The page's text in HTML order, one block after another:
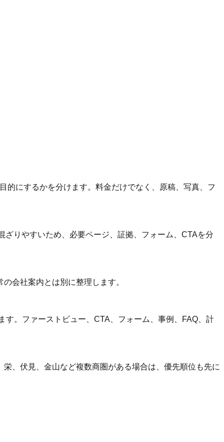
的にするかを分けます。料金だけでなく、原稿、写真、フ
りやすいため、必要ページ、証拠、フォーム、CTAを分
会社案内とは別に整理します。
。ファーストビュー、CTA、フォーム、事例、FAQ、計
、伏見、金山など複数商圏がある場合は、優先順位も先に